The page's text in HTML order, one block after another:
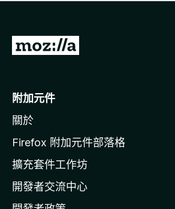
有
前
o
i
l
a
官
網
附加元件
關於
Firefox 附加元件部落格
擴充套件工作坊
開發者交流中心